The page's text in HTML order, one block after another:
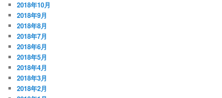
2018年10月
2018年9月
2018年8月
2018年7月
2018年6月
2018年5月
2018年4月
2018年3月
2018年2月